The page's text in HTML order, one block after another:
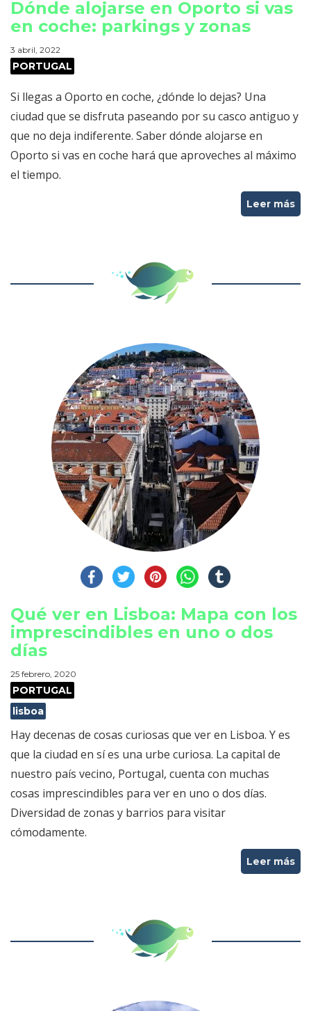
Dónde alojarse en Oporto si vas
en coche: parkings y zonas
3 abril, 2022
PORTUGAL
Si llegas a Oporto en coche, ¿dónde lo dejas? Una
ciudad que se disfruta paseando por su casco antiguo y
que no deja indiferente. Saber dónde alojarse en
Oporto si vas en coche hará que aproveches al máximo
el tiempo.
Leer más
Qué ver en Lisboa: Mapa con los
imprescindibles en uno o dos
días
25 febrero, 2020
PORTUGAL
lisboa
Hay decenas de cosas curiosas que ver en Lisboa. Y es
que la ciudad en sí es una urbe curiosa. La capital de
nuestro país vecino, Portugal, cuenta con muchas
cosas imprescindibles para ver en uno o dos días.
Diversidad de zonas y barrios para visitar
cómodamente.
Leer más